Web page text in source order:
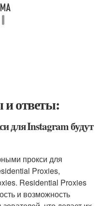
и ответы:
для Instagram будут
прокси для
Proxies,
Residential Proxies
и возможность